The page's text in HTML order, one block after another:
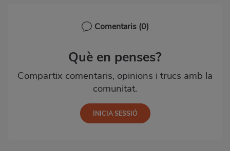
Comentaris (0)
Què en penses?
Compartix comentaris, opinions i trucs amb la
comunitat.